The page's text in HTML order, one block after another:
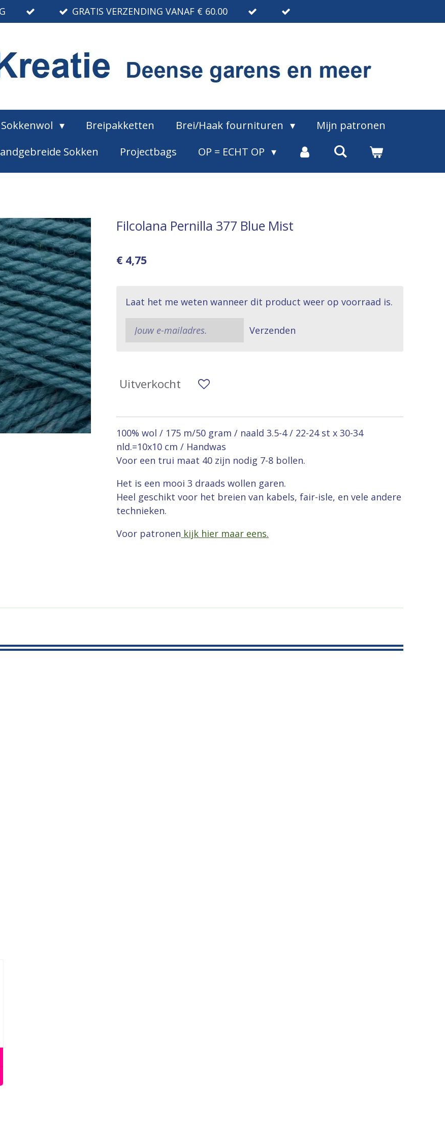
GRATIS VERZENDING VANAF € 60.00
Sokkenwol Breipakketten Brei/Haak fournituren
Mijn patronen
Sokken Projectbags OP = ECHT OP
Filcolana Pernilla 377 Blue Mist
€ 4,75
Laat het me weten wanneer dit product weer op voorraad is.
Verzenden
Uitverkocht
100% wol / 175 m/50 gram / naald 3.5-4 / 22-24 st x 30-34
nld.=10x10 cm / Handwas
Voor een trui maat 40 zijn nodig 7-8 bollen.
Het is een mooi 3 draads wollen garen.
Heel geschikt voor het breien van kabels, fair-isle, en vele andere
technieken.
Voor patronen kijk hier maar eens.